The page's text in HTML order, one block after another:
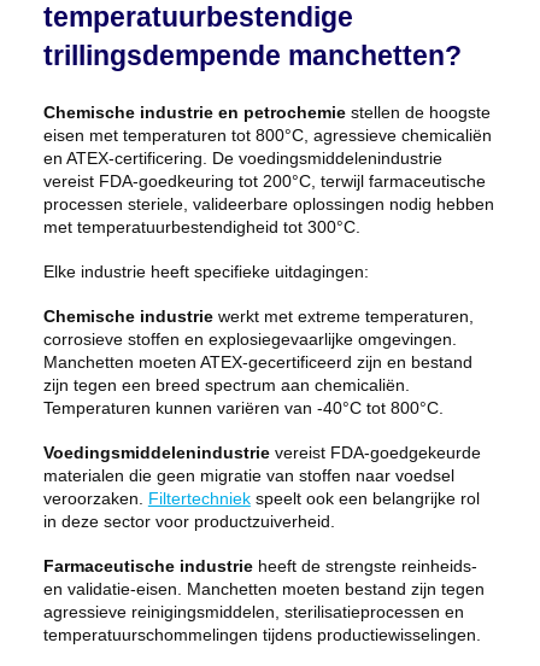
temperatuurbestendige
trillingsdempende manchetten?
Chemische industrie en petrochemiestellen de hoogste
eisen met temperaturen tot 800°C, agressieve chemicaliën
en ATEX-certificering. De voedingsmiddelenindustrie
vereist FDA-goedkeuring tot 200°C, terwijl farmaceutische
processen steriele, valideerbare oplossingen nodig hebben
met temperatuurbestendigheid tot 300°C.
Elke industrie heeft specifieke uitdagingen:
Chemische industriewerkt met extreme temperaturen,
corrosieve stoffen en explosiegevaarlijke omgevingen.
Manchetten moeten ATEX-gecertificeerd zijn en bestand
zijn tegen een breed spectrum aan chemicaliën.
Temperaturen kunnen variëren van -40°C tot 800°C.
Voedingsmiddelenindustrievereist FDA-goedgekeurde
materialen die geen migratie van stoffen naar voedsel
veroorzaken. Filtertechniekspeelt ook een belangrijke rol
in deze sector voor productzuiverheid.
Farmaceutische industrieheeft de strengste reinheids-
en validatie-eisen. Manchetten moeten bestand zijn tegen
agressieve reinigingsmiddelen, sterilisatieprocessen en
temperatuurschommelingen tijdens productiewisselingen.